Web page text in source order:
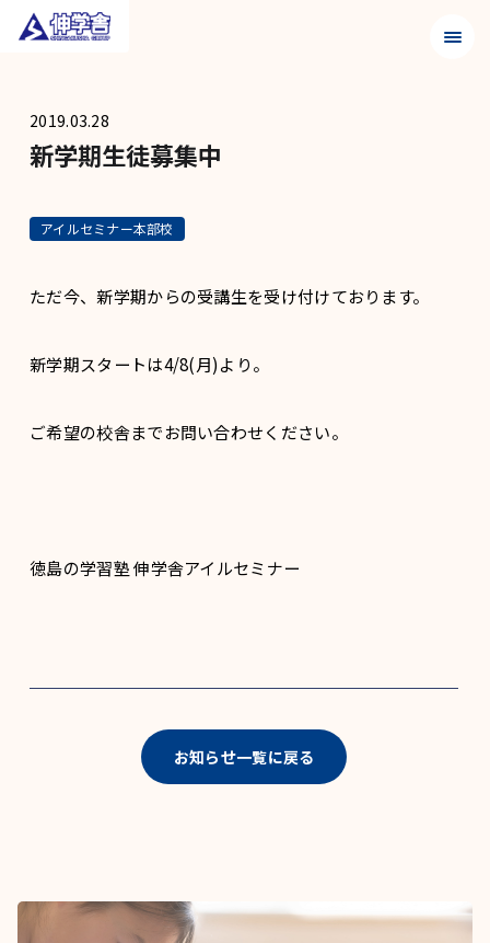
メニ
2019.03.28
新学期生徒募集中
アイルセミナー本部校
ただ今、新学期からの受講生を受け付けております。
新学期スタートは4/8(月)より。
ご希望の校舎までお問い合わせください。
徳島の学習塾 伸学舎アイルセミナー
お知らせ一覧に戻る